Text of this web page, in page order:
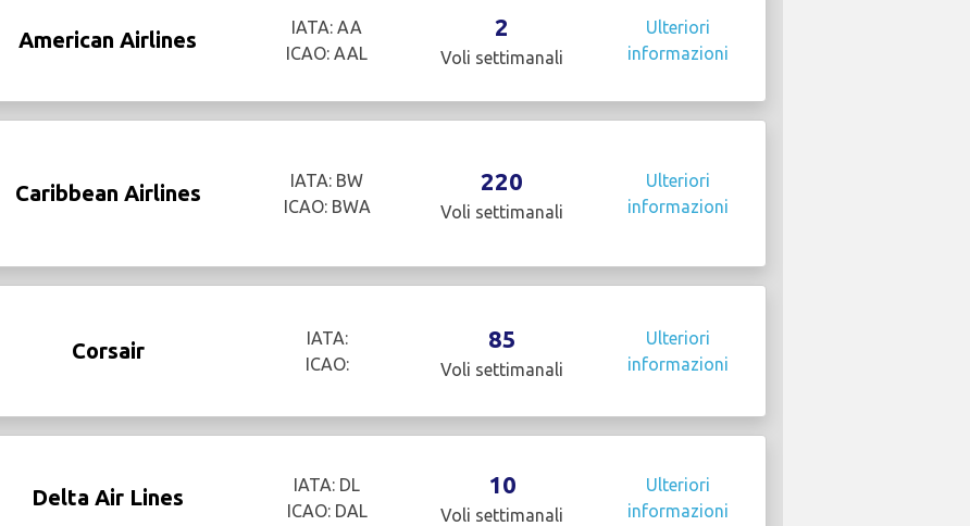
American Airlines
IATA: AA
ICAO: AAL
2
Voli settimanali
Ulteriori
informazioni
Caribbean Airlines
IATA: BW
ICAO: BWA
220
Voli settimanali
Ulteriori
informazioni
Corsair
IATA:
ICAO:
85
Voli settimanali
Ulteriori
informazioni
Delta Air Lines
IATA: DL
ICAO: DAL
10
Voli settimanali
Ulteriori
informazioni